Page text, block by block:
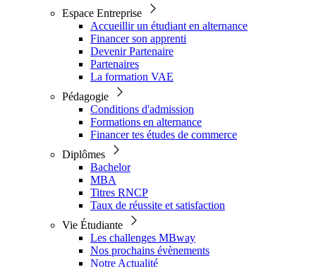
Espace Entreprise
Accueillir un étudiant en alternance
Financer son apprenti
Devenir Partenaire
Partenaires
La formation VAE
Pédagogie
Conditions d'admission
Formations en alternance
Financer tes études de commerce
Diplômes
Bachelor
MBA
Titres RNCP
Taux de réussite et satisfaction
Vie Étudiante
Les challenges MBway
Nos prochains évènements
Notre Actualité